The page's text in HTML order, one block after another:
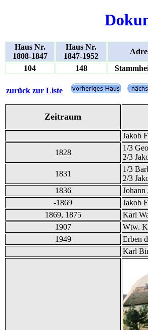
Haus Nr.
1808-1847
Haus Nr.
1847-1952
104
148
zurück zur Liste
Zeitraum
Jakob
1828
1/3
2/3
1831
1/3
2/3
1836
Johann
-1869
Jakob
1869, 1875
Karl
1907
Wtw.
1949
Erben
Karl